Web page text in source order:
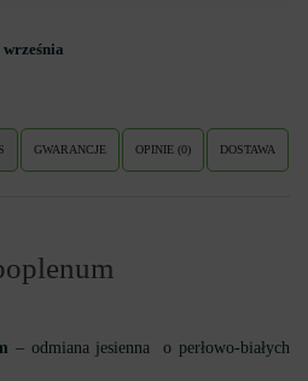
września
GWARANCJE OPINIE (0) DOSTAWA
– odmiana jesienna o perłowo-białych